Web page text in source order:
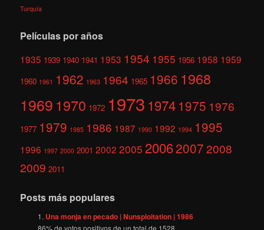
Turquía
Películas por años
1935 1939 1940 1941 1953 1954 1955 1956 1958 1959
1960 1961 1962 1963 1964 1965 1966 1968
1969 1970 1972 1973 1974 1975 1976
1977 1979 1985 1986 1987 1990 1992 1994 1995
1996 1997 2000 2001 2002 2005 200620072008
2009 2011
Posts más populares
Una monja en pecado | Nunsploitation | 1986